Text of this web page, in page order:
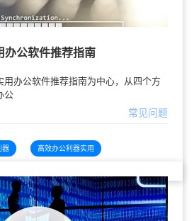
办公软件推荐指南
办公软件推荐指南为中心，从四个方
公
常见问题
器 高效办公利器实用